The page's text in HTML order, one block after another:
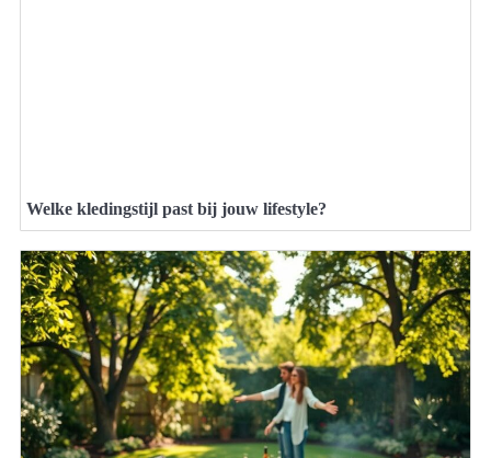
Welke kledingstijl past bij jouw lifestyle?